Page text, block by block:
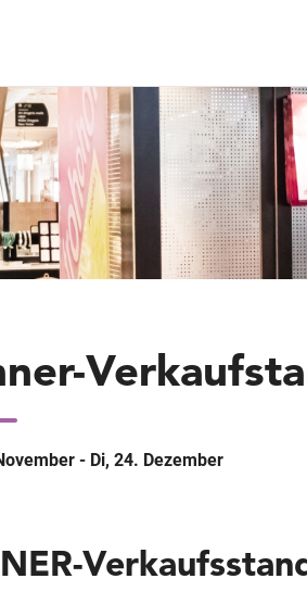
- Di, 24. Dezember